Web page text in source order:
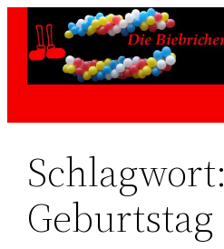
Inhalt
springen
Schlagwort:
Geburtstag